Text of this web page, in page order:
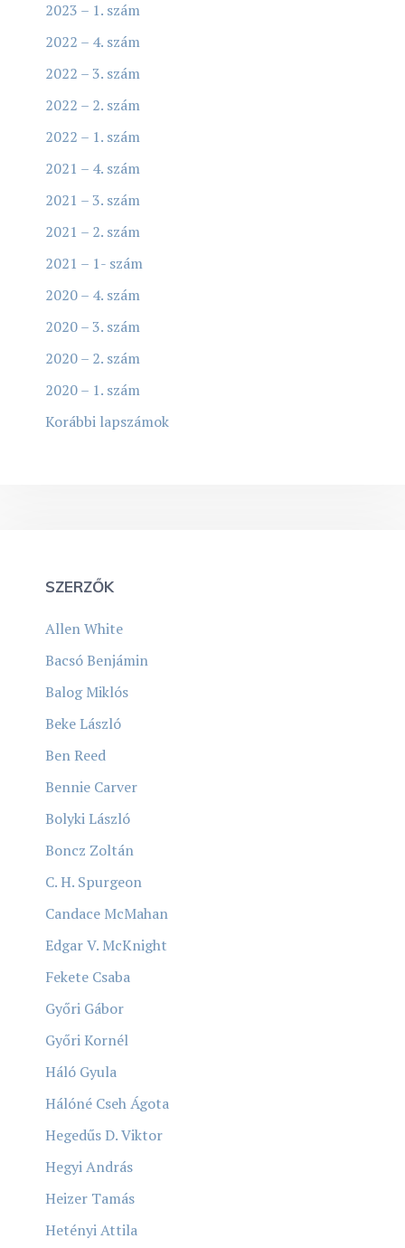
2023 – 1. szám
2022 – 4. szám
2022 – 3. szám
2022 – 2. szám
2022 – 1. szám
2021 – 4. szám
2021 – 3. szám
2021 – 2. szám
2021 – 1- szám
2020 – 4. szám
2020 – 3. szám
2020 – 2. szám
2020 – 1. szám
Korábbi lapszámok
SZERZŐK
Allen White
Bacsó Benjámin
Balog Miklós
Beke László
Ben Reed
Bennie Carver
Bolyki László
Boncz Zoltán
C. H. Spurgeon
Candace McMahan
Edgar V. McKnight
Fekete Csaba
Győri Gábor
Győri Kornél
Háló Gyula
Hálóné Cseh Ágota
Hegedűs D. Viktor
Hegyi András
Heizer Tamás
Hetényi Attila